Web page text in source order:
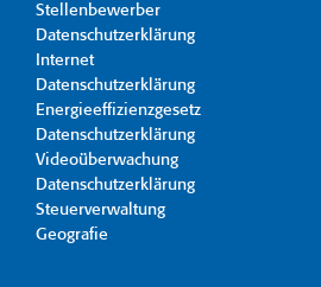
Stellenbewerber
Datenschutzerklärung
Internet
Datenschutzerklärung
Energieeffizienzgesetz
Datenschutzerklärung
Videoüberwachung
Datenschutzerklärung
Steuerverwaltung
Geografie